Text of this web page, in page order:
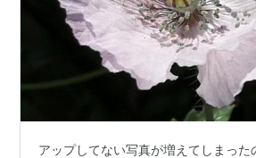
アップしてない写真が増えてしまった